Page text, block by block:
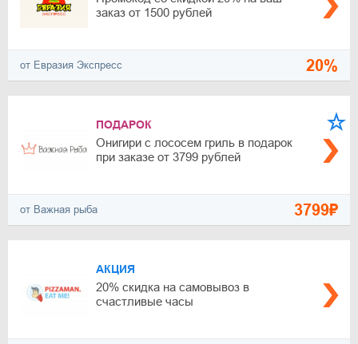
заказ от 1500 рублей
от Евразия Экспресс 20%
ПОДАРОК
Онигири с лососем гриль в подарок
при заказе от 3799 рублей
от Важная рыба 3799₽
АКЦИЯ
20% скидка на самовывоз в
счастливые часы